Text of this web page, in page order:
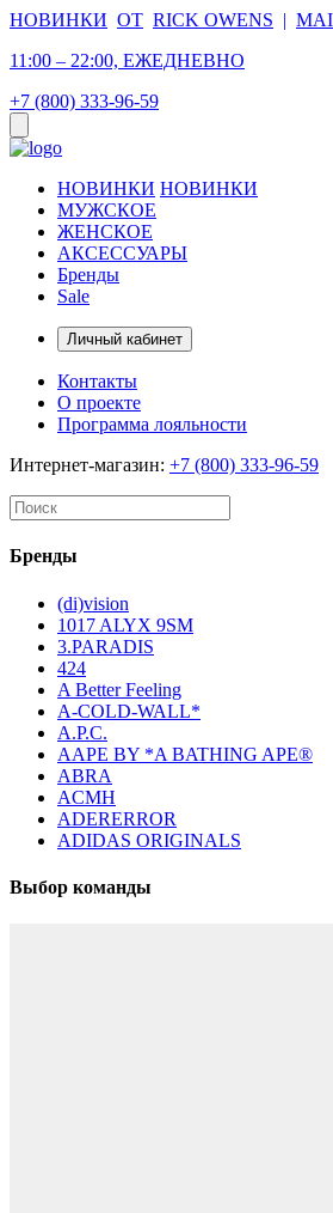
НОВИНКИ ОТ RICK OWENS |
11:00 – 22:00, ЕЖЕДНЕВНО
+7 (800) 333-96-59
НОВИНКИ НОВИНКИ
МУЖСКОЕ
ЖЕНСКОЕ
АКСЕССУАРЫ
Бренды
Sale
Личный кабинет
Контакты
О проекте
Программа лояльности
Интернет-магазин: +7 (800) 333-96-59
Бренды
(di)vision
1017 ALYX 9SM
3.PARADIS
424
A Better Feeling
A-COLD-WALL*
A.P.C.
AAPE BY *A BATHING APE®
ABRA
ACMH
ADERERROR
ADIDAS ORIGINALS
Выбор команды